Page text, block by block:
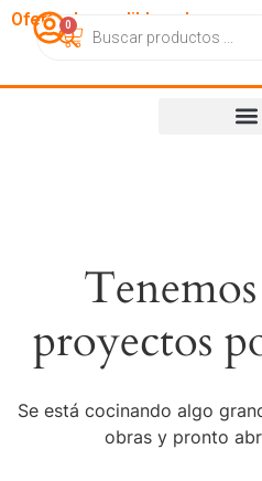
OfertasImperdibles.cl
CatálogoContacto
0
proyectos
Se está cocinando algo
obras y pronto